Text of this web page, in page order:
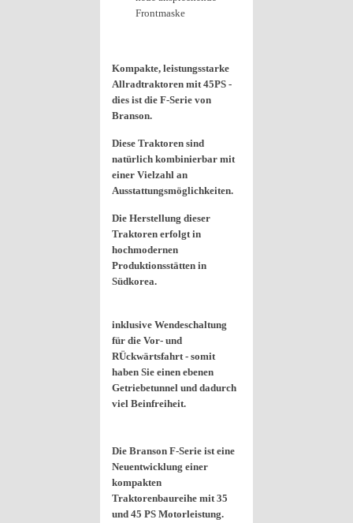
Frontmaske
Kompakte, leistungsstarke
Allradtraktoren mit 45PS -
dies ist die F-Serie von
Branson.
Diese Traktoren sind
natürlich kombinierbar mit
einer Vielzahl an
Ausstattungsmöglichkeiten.
Die Herstellung dieser
Traktoren erfolgt in
hochmodernen
Produktionsstätten in
Südkorea.
inklusive Wendeschaltung
für die Vor- und
RÜckwärtsfahrt - somit
haben Sie einen ebenen
Getriebetunnel und dadurch
viel Beinfreiheit.
Die Branson F-Serie ist eine
Neuentwicklung einer
kompakten
Traktorenbaureihe mit 35
und 45 PS Motorleistung.